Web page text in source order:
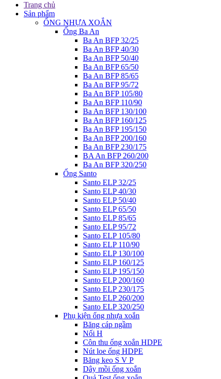
Trang chủ
Sản phẩm
ỐNG NHỰA XOẮN
Ống Ba An
Ba An BFP 32/25
Ba An BFP 40/30
Ba An BFP 50/40
Ba An BFP 65/50
Ba An BFP 85/65
Ba An BFP 95/72
Ba An BFP 105/80
Ba An BFP 110/90
Ba An BFP 130/100
Ba An BFP 160/125
Ba An BFP 195/150
Ba An BFP 200/160
Ba An BFP 230/175
BA An BFP 260/200
Ba An BFP 320/250
Ống Santo
Santo ELP 32/25
Santo ELP 40/30
Santo ELP 50/40
Santo ELP 65/50
Santo ELP 85/65
Santo ELP 95/72
Santo ELP 105/80
Santo ELP 110/90
Santo ELP 130/100
Santo ELP 160/125
Santo ELP 195/150
Santo ELP 200/160
Santo ELP 230/175
Santo ELP 260/200
Santo ELP 320/250
Phụ kiện ống nhựa xoắn
Băng cáp ngầm
Nối H
Côn thu ống xoắn HDPE
Nút loe ống HDPE
Băng keo S V P
Dây mồi ống xoắn